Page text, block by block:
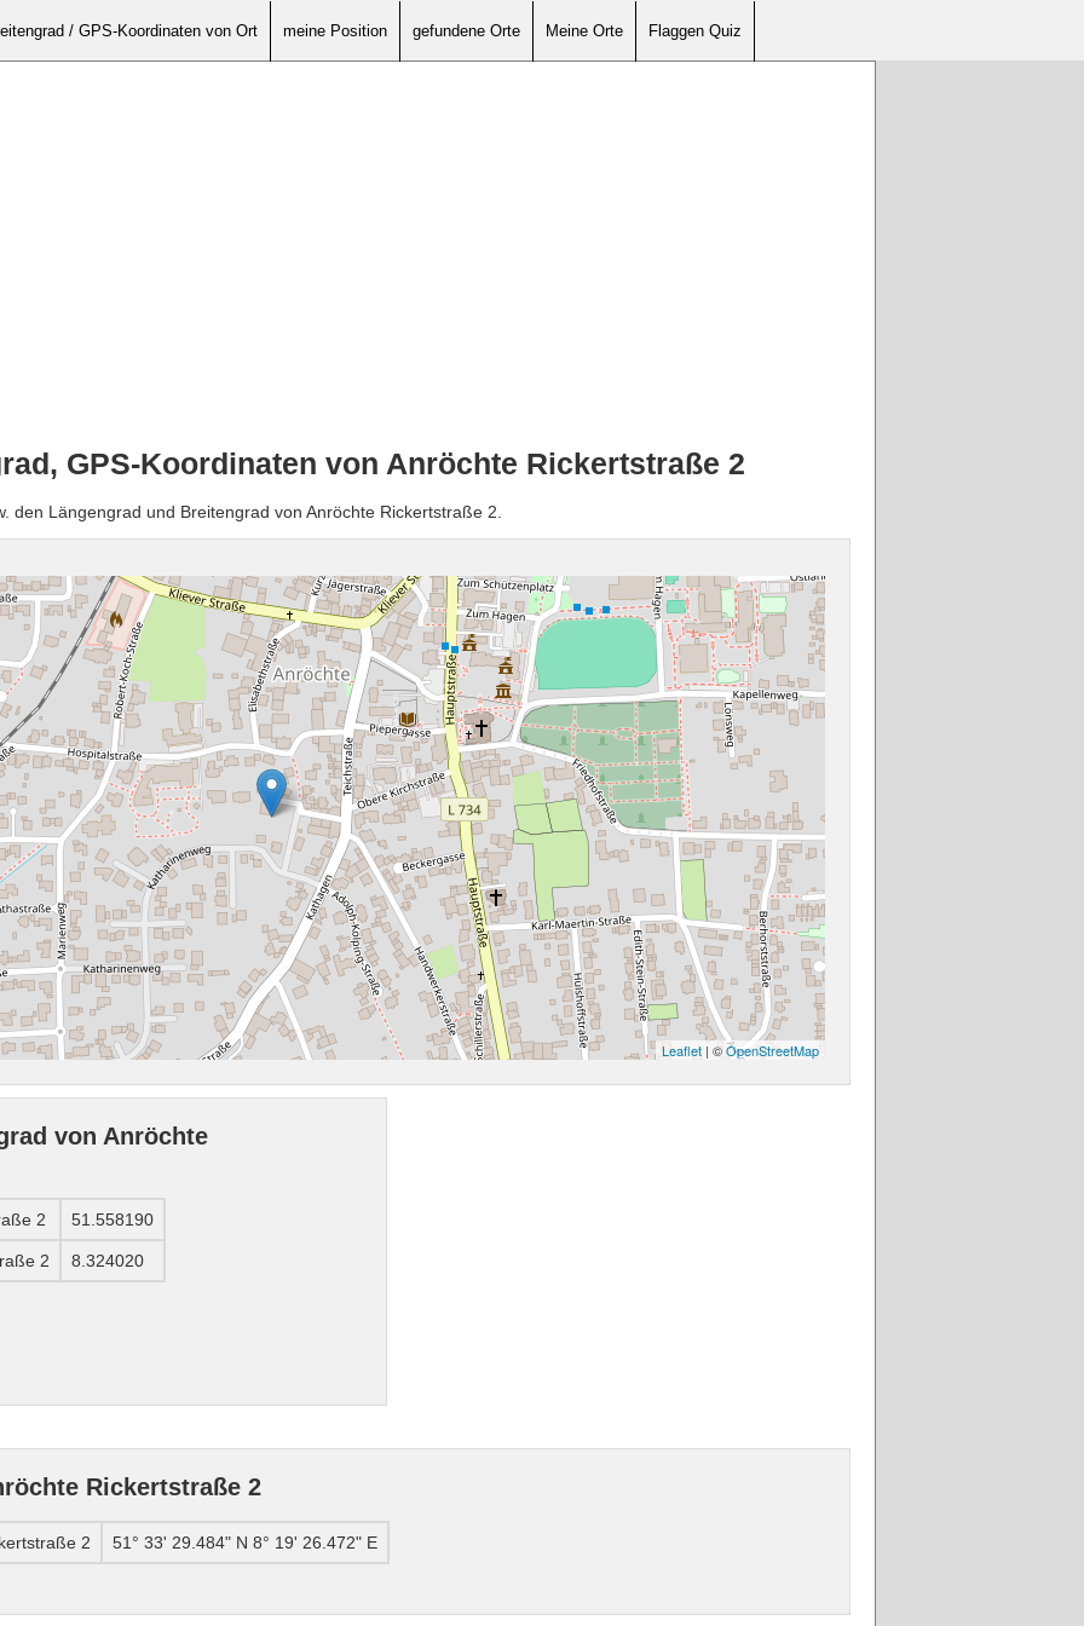
/ GPS-Koordinaten von Ort meine Position gefundene Orte Meine Orte Flaggen Quiz
GPS-Koordinaten von Anröchte Rickertstraße 2
den Längengrad und Breitengrad von Anröchte Rickertstraße 2.
Leaflet | ©OpenStreetMap
von Anröchte
2 51.558190
2 8.324020
Rickertstraße 2
2 51° 33' 29.484" N 8° 19' 26.472" E